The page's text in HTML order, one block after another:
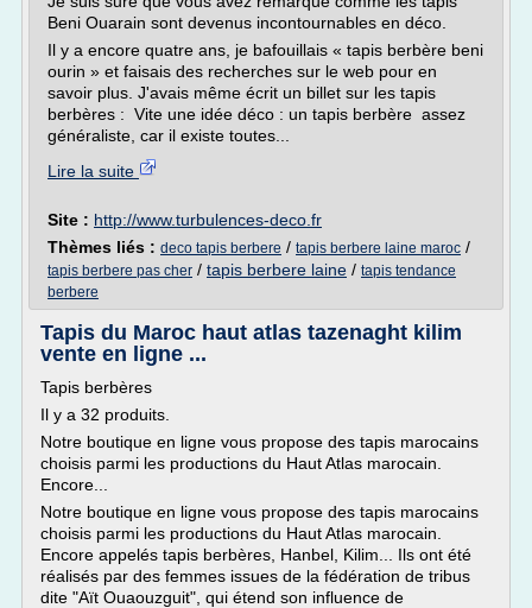
Beni Ouarain sont devenus incontournables en déco.
Il y a encore quatre ans, je bafouillais « tapis berbère beni
ourin » et faisais des recherches sur le web pour en
savoir plus. J'avais même écrit un billet sur les tapis
berbères : Vite une idée déco : un tapis berbère assez
généraliste, car il existe toutes...
Lire la suite
Site : http://www.turbulences-deco.fr
Thèmes liés : deco tapis berbere / tapis berbere laine maroc /
tapis berbere pas cher / tapis berbere laine / tapis tendance
berbere
Tapis du Maroc haut atlas tazenaght kilim
vente en ligne ...
Tapis berbères
Il y a 32 produits.
Notre boutique en ligne vous propose des tapis marocains
choisis parmi les productions du Haut Atlas marocain.
Encore...
Notre boutique en ligne vous propose des tapis marocains
choisis parmi les productions du Haut Atlas marocain.
Encore appelés tapis berbères, Hanbel, Kilim... Ils ont été
réalisés par des femmes issues de la fédération de tribus
dite "Aït Ouaouzguit", qui étend son influence de